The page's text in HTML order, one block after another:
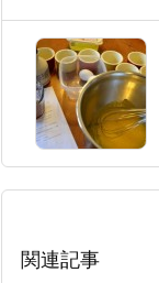
関連記事